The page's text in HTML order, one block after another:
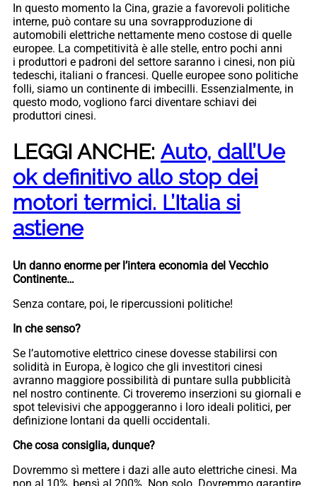
In questo momento la Cina, grazie a favorevoli politiche
interne, può contare su una sovrapproduzione di
automobili elettriche nettamente meno costose di quelle
europee. La competitività è alle stelle, entro pochi anni
i produttori e padroni del settore saranno i cinesi, non più
tedeschi, italiani o francesi. Quelle europee sono politiche
folli, siamo un continente di imbecilli. Essenzialmente, in
questo modo, vogliono farci diventare schiavi dei
produttori cinesi.
LEGGI ANCHE: Auto, dall’Ue
ok definitivo allo stop dei
motori termici. L’Italia si
astiene
Un danno enorme per l’intera economia del Vecchio
Continente…
Senza contare, poi, le ripercussioni politiche!
In che senso?
Se l’automotive elettrico cinese dovesse stabilirsi con
solidità in Europa, è logico che gli investitori cinesi
avranno maggiore possibilità di puntare sulla pubblicità
nel nostro continente. Ci troveremo inserzioni su giornali e
spot televisivi che appoggeranno i loro ideali politici, per
definizione lontani da quelli occidentali.
Che cosa consiglia, dunque?
Dovremmo sì mettere i dazi alle auto elettriche cinesi. Ma